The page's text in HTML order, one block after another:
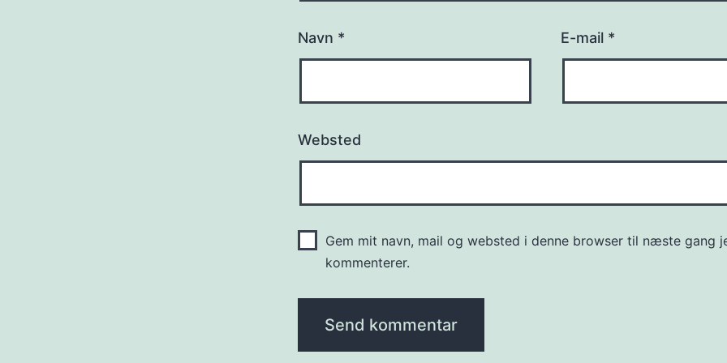
Navn * E-mail *
Websted
Gem mit navn, mail og websted i denne browser til næste gang
kommenterer.